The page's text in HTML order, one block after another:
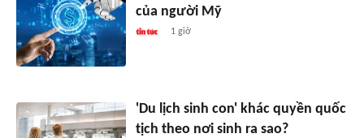
của người Mỹ
1 giờ
'Du lịch sinh con' khác quyền quốc
tịch theo nơi sinh ra sao?